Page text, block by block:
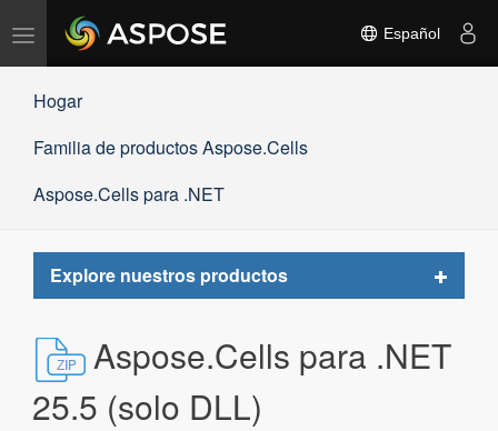
Alternar
navegación
Español
Hogar
Familia de productos Aspose.Cells
Aspose.Cells para .NET
Explore nuestros productos
Toggle
Aspose.Cells para .NET
25.5 (solo DLL)